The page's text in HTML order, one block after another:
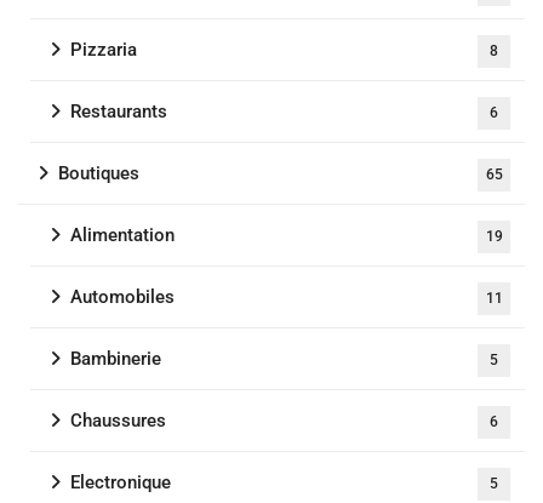
Pizzaria 8
Restaurants 6
Boutiques 65
Alimentation 19
Automobiles 11
Bambinerie 5
Chaussures 6
Electronique 5